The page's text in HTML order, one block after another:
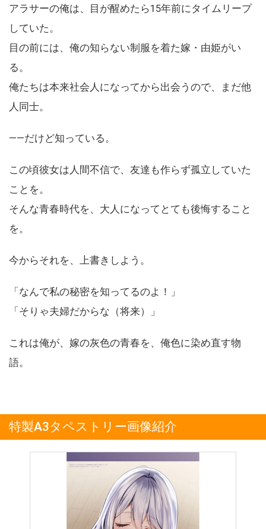
アラサーの俺は、目が醒めたら15年前にタイムリープ
していた。
目の前には、俺の知らない制服を着た嫁・由姫がい
る。
俺たちは本来社会人になってから出会うので、まだ他
人同士。
――だけど知っている。
この頃彼女は人間不信で、友達も作らず孤立していた
ことを。
そんな青春時代を、大人になってとても後悔すること
を。
今からそれを、上書きしよう。
「なんで私の秘密を知ってるのよ！」
「そりゃ夫婦だからな（将来）」
これは俺が、嫁の灰色の青春を、俺色に染め直す物
語。
特製A3タペストリー画像紹介